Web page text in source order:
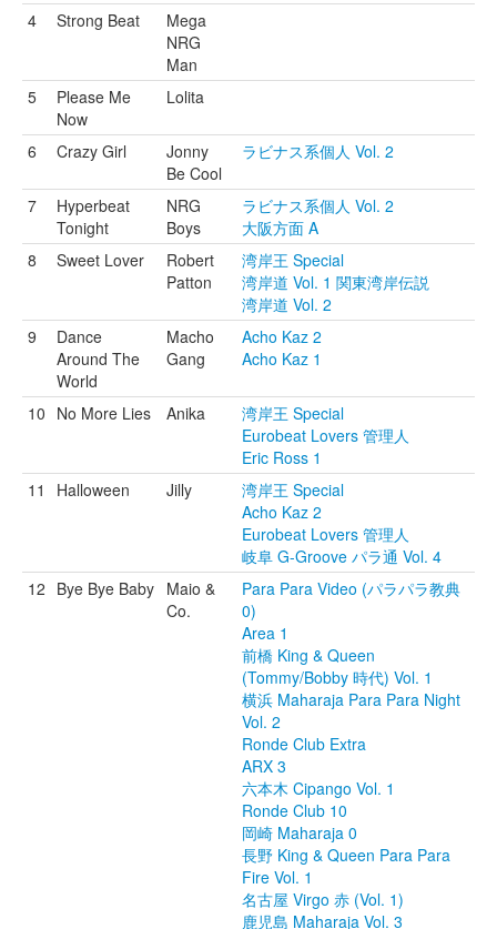
4
Strong Beat
Mega
NRG
Man
5
Please Me
Now
Lolita
6 Crazy Girl
Jonny
Be Cool
ラビナス系個人 Vol. 2
7
Hyperbeat
Tonight
NRG
Boys
ラビナス系個人 Vol. 2
大阪方面 A
8
Sweet Lover
Robert
Patton
湾岸王 Special
湾岸道 Vol. 1 関東湾岸伝説
湾岸道 Vol. 2
9
Dance
Around The
World
Macho
Gang
Acho Kaz 2
Acho Kaz 1
10 No More Lies Anika
湾岸王 Special
Eurobeat Lovers 管理人
Eric Ross 1
11
Halloween Jilly
湾岸王 Special
Acho Kaz 2
Eurobeat Lovers 管理人
岐阜 G-Groove パラ通 Vol. 4
12 Bye Bye Baby Maio &
Co.
Para Para Video (パラパラ教典
0)
Area 1
前橋 King & Queen
(Tommy/Bobby 時代) Vol. 1
横浜 Maharaja Para Para Night
Vol. 2
Ronde Club Extra
ARX 3
六本木 Cipango Vol. 1
Ronde Club 10
岡崎 Maharaja 0
長野 King & Queen Para Para
Fire Vol. 1
名古屋 Virgo 赤 (Vol. 1)
鹿児島 Maharaja Vol. 3